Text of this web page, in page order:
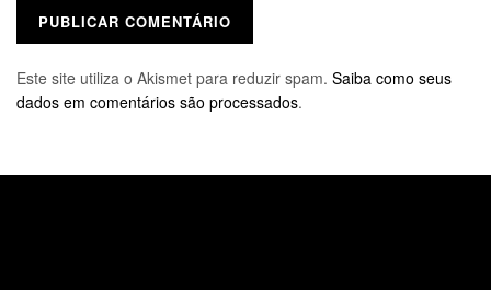
Este site utiliza o Akismet para reduzir spam. Saiba como seus
dados em comentários são processados.